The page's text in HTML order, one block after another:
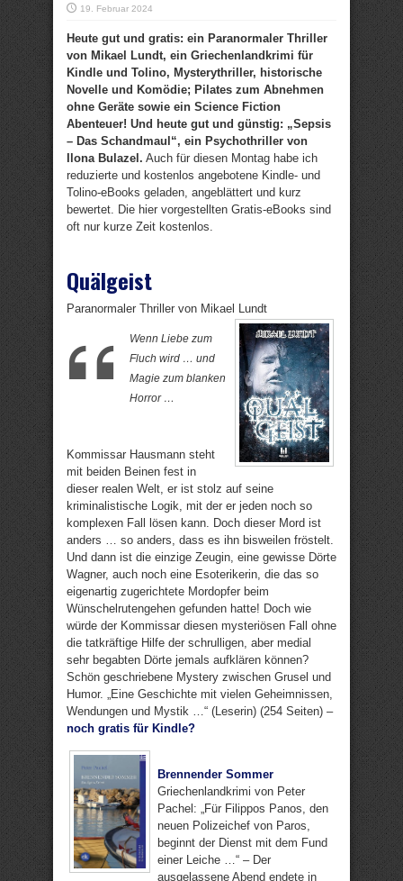
19. Februar 2024
Heute gut und gratis: ein Paranormaler Thriller
von Mikael Lundt, ein Griechenlandkrimi für
Kindle und Tolino, Mysterythriller, historische
Novelle und Komödie; Pilates zum Abnehmen
ohne Geräte sowie ein Science Fiction
Abenteuer! Und heute gut und günstig: „Sepsis
– Das Schandmaul“, ein Psychothriller von
Ilona Bulazel. Auch für diesen Montag habe ich
reduzierte und kostenlos angebotene Kindle- und
Tolino-eBooks geladen, angeblättert und kurz
bewertet. Die hier vorgestellten Gratis-eBooks sind
oft nur kurze Zeit kostenlos.
Quälgeist
Paranormaler Thriller von Mikael Lundt
Wenn Liebe zum
Fluch wird … und
Magie zum blanken
Horror …
Kommissar Hausmann steht
mit beiden Beinen fest in
dieser realen Welt, er ist stolz auf seine
kriminalistische Logik, mit der er jeden noch so
komplexen Fall lösen kann. Doch dieser Mord ist
anders … so anders, dass es ihn bisweilen fröstelt.
Und dann ist die einzige Zeugin, eine gewisse Dörte
Wagner, auch noch eine Esoterikerin, die das so
eigenartig zugerichtete Mordopfer beim
Wünschelrutengehen gefunden hatte! Doch wie
würde der Kommissar diesen mysteriösen Fall ohne
die tatkräftige Hilfe der schrulligen, aber medial
sehr begabten Dörte jemals aufklären können?
Schön geschriebene Mystery zwischen Grusel und
Humor. „Eine Geschichte mit vielen Geheimnissen,
Wendungen und Mystik …“ (Leserin) (254 Seiten) –
noch gratis für Kindle?
Brennender Sommer
Griechenlandkrimi von Peter
Pachel: „Für Filippos Panos, den
neuen Polizeichef von Paros,
beginnt der Dienst mit dem Fund
einer Leiche …“ – Der
ausgelassene Abend endete in